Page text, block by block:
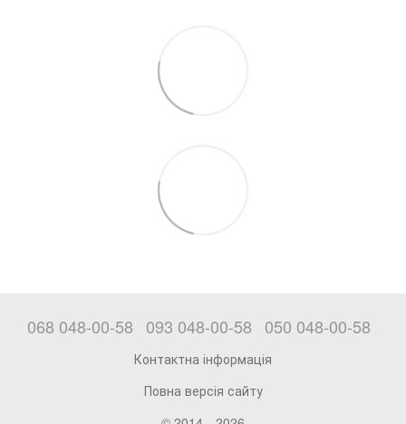
068 048-00-58 093 048-00-58 050 048-00-58
Контактна інформація
Повна версія сайту